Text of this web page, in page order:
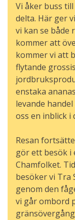
Vi åker buss
delta. Här ger
vi kan se både
kommer att
kommer vi att
flytande
enstaka
levande
oss en inblick i
Resan
gör ett besök i
Chamfolket.
besöker vi Tra
genom den
vi går ombord